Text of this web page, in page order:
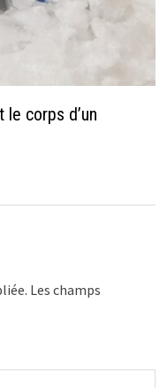
corps d’un
Les champs